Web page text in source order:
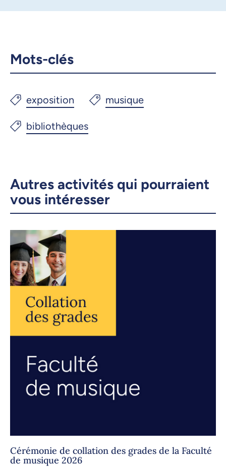
Mots-clés
Autres activités qui pourraient
vous intéresser
Cérémonie de collation des grades de la Faculté
de musique 2026